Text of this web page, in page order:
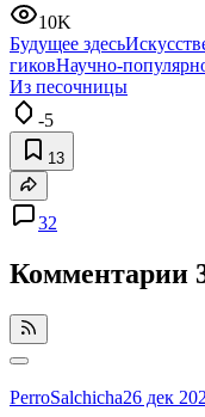
10K
Будущее здесь
гиковНаучно-
Из песочницы
-5
13
32
Комментарии
PerroSalchicha26 дек